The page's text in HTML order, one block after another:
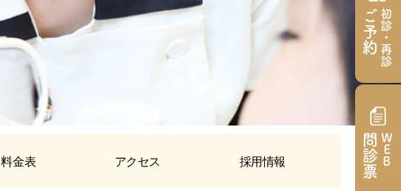
料金表 アクセス 採用情報
初診・再診
ご予約
WEB
問診票